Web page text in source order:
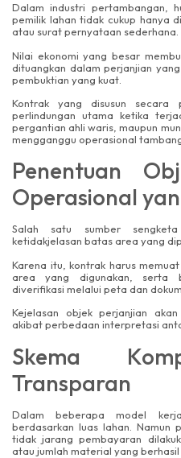
Dalam industri pertambangan,
pemilik lahan tidak cukup hanya
atau surat pernyataan sederhana.
Nilai ekonomi yang besar
dituangkan dalam perjanjian
pembuktian yang kuat.
Kontrak yang disusun
perlindungan utama ketika
pergantian ahli waris, maupun
mengganggu operasional
Penentuan
Operasional
Salah satu sumber
ketidakjelasan batas area yang
Karena itu, kontrak harus
area yang digunakan, serta
diverifikasi melalui peta dan
Kejelasan objek perjanjian
akibat perbedaan interpretasi
Skema
Transparan
Dalam beberapa model
berdasarkan luas lahan. Namun
tidak jarang pembayaran
atau jumlah material yang berhasil